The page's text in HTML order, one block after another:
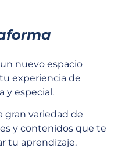
nuevo espacio
experiencia de
y especial.
gran variedad de
y contenidos que te
tu aprendizaje.